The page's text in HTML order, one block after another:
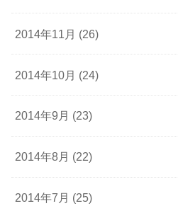
2014年11月 (26)
2014年10月 (24)
2014年9月 (23)
2014年8月 (22)
2014年7月 (25)